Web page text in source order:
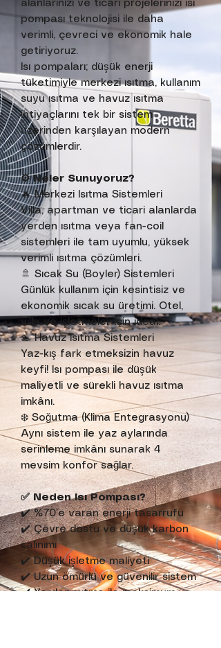
alanlarınızı ve ticari projelerinizi ısı
pompası teknolojisi ile daha
verimli, çevreci ve ekonomik hale
getiriyoruz.
Isı pompaları; düşük enerji
tüketimiyle merkezi ısıtma, kullanım
suyu ısıtma ve havuz ısıtma
ihtiyaçlarını tek bir sistem
üzerinden karşılayan modern
çözümlerdir.
⚙️ Neler Sunuyoruz?
🔥 Merkezi Isıtma Sistemleri
Villa, apartman ve ticari alanlarda
yerden ısıtma veya fan-coil
sistemleri ile tam uyumlu, yüksek
verimli ısıtma çözümleri.
🚿 Sıcak Su (Boyler) Sistemleri
Günlük kullanım için kesintisiz ve
ekonomik sıcak su üretimi. Otel,
villa ve işletmeler için ideal.
🏊 Havuz Isıtma Sistemleri
Yaz-kış fark etmeksizin havuz
keyfi! Isı pompası ile düşük
maliyetli ve sürekli havuz ısıtma
imkânı.
❄️ Soğutma (Klima Entegrasyonu)
Aynı sistem ile yaz aylarında
serinleme imkânı sunarak 4
mevsim konfor sağlar.
✅ Neden Isı Pompası?
✔️ %70’e varan enerji tasarrufu
✔️ Çevre dostu ve düşük karbon
salınımı
✔️ Düşük işletme maliyeti
✔️ Uzun ömürlü ve güvenilir sistem
✔️ Yerden ısıtma ile maksimum